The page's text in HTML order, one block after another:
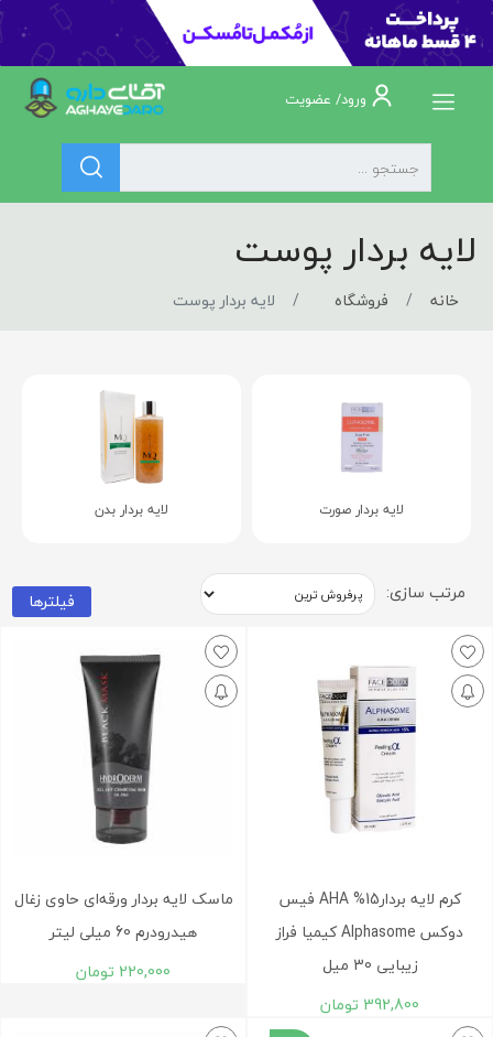
ورود/ عضویت
لایه بردار پوست
خانه فروشگاه لایه بردار پوست
لایه بردار صورت لایه بردار بدن
مرتب سازی: فیلترها
کرم لایه بردار15% AHA فیس
دوکس Alphasome کیمیا فراز
زیبایی 30 میل
392,800 تومان
ماسک لایه بردار ورقه‌ای حاوی زغال
هیدرودرم 60 میلی لیتر
220,000 تومان